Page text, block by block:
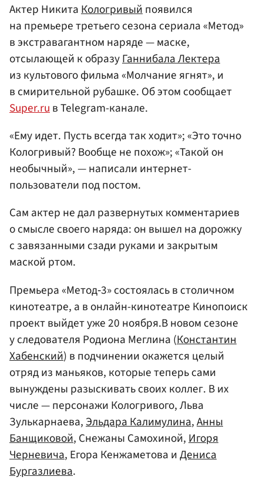
Актер НикитаКологривыйпоявился
на премьере третьего сезона сериала «Метод»
в экстравагантном наряде — маске,
отсылающей к образуГаннибала Лектера
из культового фильма «Молчание ягнят», и
в смирительной рубашке. Об этом сообщает
Super.ruв Telegram-канале.
«Ему идет. Пусть всегда так ходит»; «Это точно
Кологривый? Вообще не похож»; «Такой он
необычный», — написали интернет-
пользователи под постом.
Сам актер не дал развернутых комментариев
о смысле своего наряда: он вышел на дорожку
с завязанными сзади руками и закрытым
маской ртом.
Премьера «Метод‑3» состоялась в столичном
кинотеатре, а в онлайн-кинотеатре Кинопоиск
проект выйдет уже 20 ноября.В новом сезоне
у следователя Родиона Меглина (Константин
Хабенский) в подчинении окажется целый
отряд из маньяков, которые теперь сами
вынуждены разыскивать своих коллег. В их
числе — персонажи Кологривого, Льва
Зулькарнаева,Эльдара Калимулина,Анны
Банщиковой, Снежаны Самохиной, Игоря
Черневича, Егора Кенжаметова иДениса
Бургазлиева.